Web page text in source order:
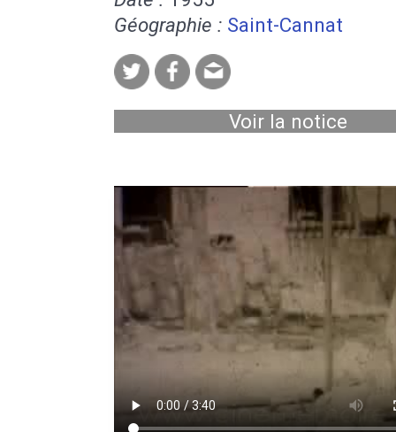
Géographie : Saint-Cannat
Voir la notice